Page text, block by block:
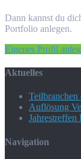
Dann kannst du
Portfolio anlegen.
Eigenes Profil
Aktuelles
Auflösung
Navigation